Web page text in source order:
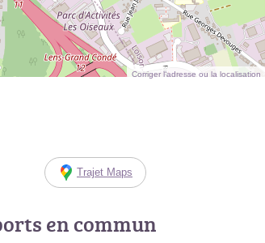
Corriger l’adresse ou la localisation
Trajet Maps
en commun